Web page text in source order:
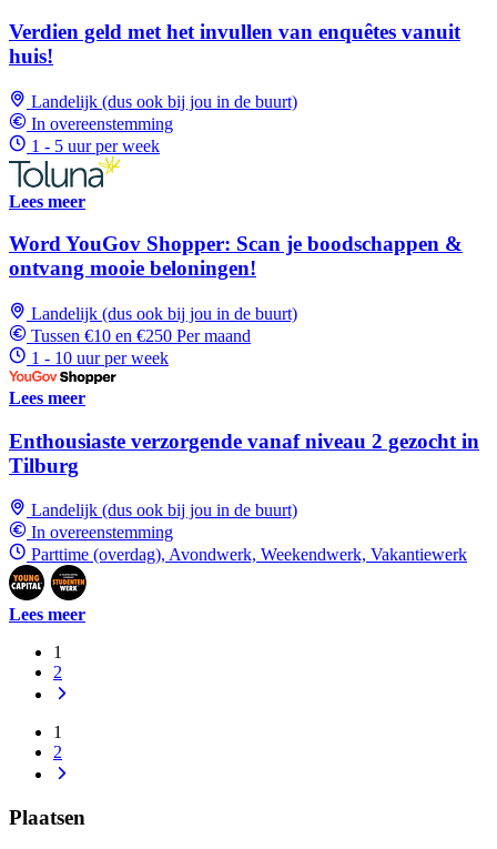
Verdien geld met het invullen van enquêtes vanuit
huis!
Landelijk (dus ook bij jou in de buurt)
In overeenstemming
1 - 5 uur per week
Lees meer
Word YouGov Shopper: Scan je boodschappen &
ontvang mooie beloningen!
Landelijk (dus ook bij jou in de buurt)
Tussen €10 en €250 Per maand
1 - 10 uur per week
Lees meer
Enthousiaste verzorgende vanaf niveau 2 gezocht in
Tilburg
Landelijk (dus ook bij jou in de buurt)
In overeenstemming
Parttime (overdag), Avondwerk, Weekendwerk, Vakantiewerk
Lees meer
1
2
1
2
Plaatsen